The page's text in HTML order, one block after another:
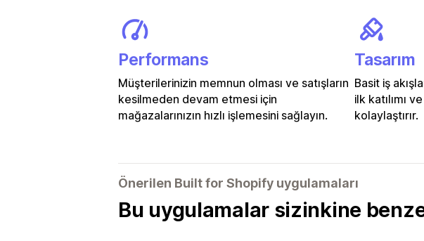
Performans
Müşterilerinizin memnun olması ve satışların
kesilmeden devam etmesi için
mağazalarınızın hızlı işlemesini sağlayın.
Tasarım
Basit iş
ilk katılımı
kolaylaştırır.
Önerilen Built for Shopify uygulamaları
Bu uygulamalar sizinkine